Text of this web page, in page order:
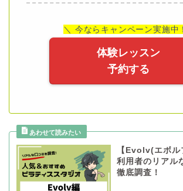
＼ 今ならキャンペーン実施中
体験レッスン
予約する
【Evolv(エボ
利用者のリアル
徹底調査！